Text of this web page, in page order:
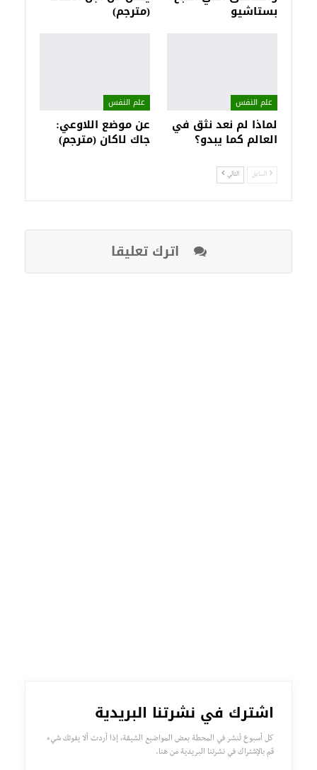
بستاشيو (مترجم)
علم النفس
لماذا لم نعد نثق في
العالم كما يبدو؟
علم النفس
عن موضع اللاوعي:
جاك لاكان (مترجم)
السابق التالي
اترك تعليقا
اشترك في نشرتنا البريدية
كل أسبوع تُنشر في المحطة بعض المواضيع الشيقة، إذا أردت ألا يفوتك شيء
قم بالإشتراك في نشرتنا البريدية من هنا.